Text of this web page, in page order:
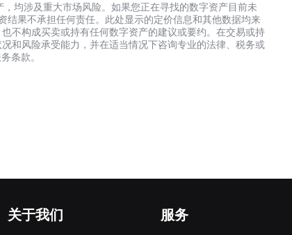
均涉及重大市场风险。如果您正在寻找的数字资产目前未
果不承担任何责任。此处显示的定价信息和其他数据均来
不构成买卖或持有任何数字资产的建议或要约。在交易或持
和风险承受能力，并在适当情况下咨询专业的法律、税务或
条款。
关于我们 服务